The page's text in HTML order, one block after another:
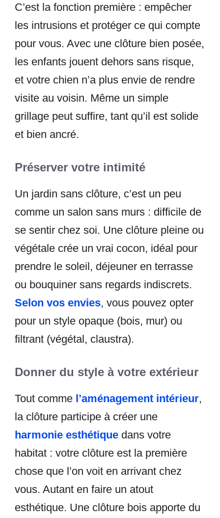
C’est la fonction première : empêcher
les intrusions et protéger ce qui compte
pour vous. Avec une clôture bien posée,
les enfants jouent dehors sans risque,
et votre chien n’a plus envie de rendre
visite au voisin. Même un simple
grillage peut suffire, tant qu’il est solide
et bien ancré.
Préserver votre intimité
Un jardin sans clôture, c’est un peu
comme un salon sans murs : difficile de
se sentir chez soi. Une clôture pleine ou
végétale crée un vrai cocon, idéal pour
prendre le soleil, déjeuner en terrasse
ou bouquiner sans regards indiscrets.
Selon vos envies, vous pouvez opter
pour un style opaque (bois, mur) ou
filtrant (végétal, claustra).
Donner du style à votre extérieur
Tout comme l’aménagement intérieur,
la clôture participe à créer une
harmonie esthétique dans votre
habitat : votre clôture est la première
chose que l’on voit en arrivant chez
vous. Autant en faire un atout
esthétique. Une clôture bois apporte du